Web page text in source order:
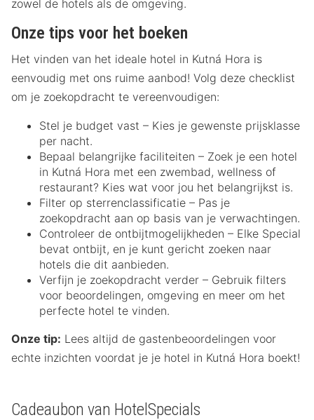
zowel de hotels als de omgeving.
Onze tips voor het boeken
Het vinden van het ideale hotel in Kutná Hora is
eenvoudig met ons ruime aanbod! Volg deze checklist
om je zoekopdracht te vereenvoudigen:
Stel je budget vast – Kies je gewenste prijsklasse
per nacht.
Bepaal belangrijke faciliteiten – Zoek je een hotel
in Kutná Hora met een zwembad, wellness of
restaurant? Kies wat voor jou het belangrijkst is.
Filter op sterrenclassificatie – Pas je
zoekopdracht aan op basis van je verwachtingen.
Controleer de ontbijtmogelijkheden – Elke Special
bevat ontbijt, en je kunt gericht zoeken naar
hotels die dit aanbieden.
Verfijn je zoekopdracht verder – Gebruik filters
voor beoordelingen, omgeving en meer om het
perfecte hotel te vinden.
Onze tip: Lees altijd de gastenbeoordelingen voor
echte inzichten voordat je je hotel in Kutná Hora boekt!
Cadeaubon van HotelSpecials